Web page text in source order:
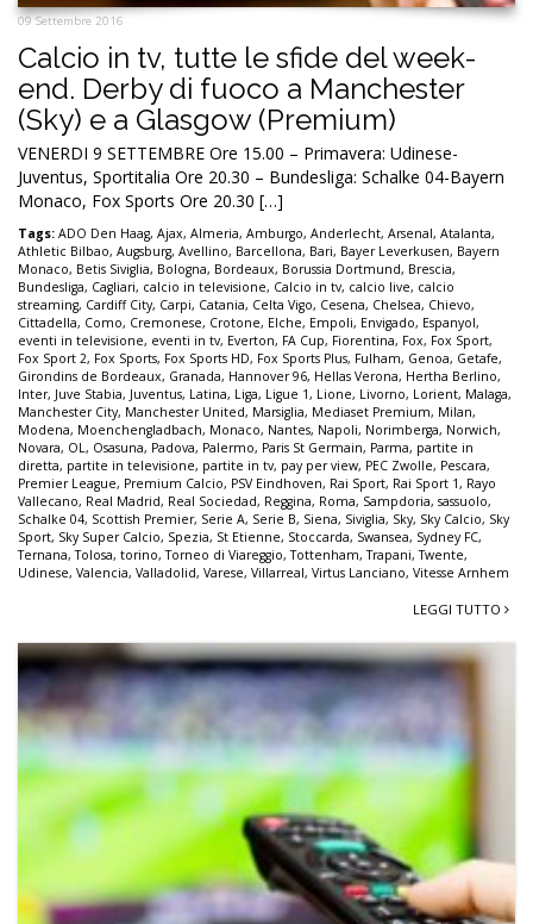
09 Settembre 2016
Calcio in tv, tutte le sfide del week-
end. Derby di fuoco a Manchester
(Sky) e a Glasgow (Premium)
VENERDI 9 SETTEMBRE Ore 15.00 – Primavera: Udinese-
Juventus, Sportitalia Ore 20.30 – Bundesliga: Schalke 04-Bayern
Monaco, Fox Sports Ore 20.30 […]
Tags: ADO Den Haag, Ajax, Almeria, Amburgo, Anderlecht, Arsenal, Atalanta,
Athletic Bilbao, Augsburg, Avellino, Barcellona, Bari, Bayer Leverkusen, Bayern
Monaco, Betis Siviglia, Bologna, Bordeaux, Borussia Dortmund, Brescia,
Bundesliga, Cagliari, calcio in televisione, Calcio in tv, calcio live, calcio
streaming, Cardiff City, Carpi, Catania, Celta Vigo, Cesena, Chelsea, Chievo,
Cittadella, Como, Cremonese, Crotone, Elche, Empoli, Envigado, Espanyol,
eventi in televisione, eventi in tv, Everton, FA Cup, Fiorentina, Fox, Fox Sport,
Fox Sport 2, Fox Sports, Fox Sports HD, Fox Sports Plus, Fulham, Genoa, Getafe,
Girondins de Bordeaux, Granada, Hannover 96, Hellas Verona, Hertha Berlino,
Inter, Juve Stabia, Juventus, Latina, Liga, Ligue 1, Lione, Livorno, Lorient, Malaga,
Manchester City, Manchester United, Marsiglia, Mediaset Premium, Milan,
Modena, Moenchengladbach, Monaco, Nantes, Napoli, Norimberga, Norwich,
Novara, OL, Osasuna, Padova, Palermo, Paris St Germain, Parma, partite in
diretta, partite in televisione, partite in tv, pay per view, PEC Zwolle, Pescara,
Premier League, Premium Calcio, PSV Eindhoven, Rai Sport, Rai Sport 1, Rayo
Vallecano, Real Madrid, Real Sociedad, Reggina, Roma, Sampdoria, sassuolo,
Schalke 04, Scottish Premier, Serie A, Serie B, Siena, Siviglia, Sky, Sky Calcio, Sky
Sport, Sky Super Calcio, Spezia, St Etienne, Stoccarda, Swansea, Sydney FC,
Ternana,Tolosa, torino,Torneo di Viareggio,Tottenham,Trapani,Twente,
Udinese, Valencia, Valladolid, Varese, Villarreal, Virtus Lanciano, Vitesse Arnhem
LEGGI TUTTO